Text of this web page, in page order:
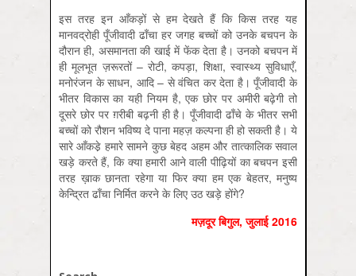
इस तरह इन आँकड़ों से हम देखते हैं कि किस तरह यह
मानवद्रोही पूँजीवादी ढाँचा हर जगह बच्चों को उनके बचपन के
दौरान ही, असमानता की खाई में फेंक देता है। उनको बचपन में
ही मूलभूत ज़रूरतों – रोटी, कपड़ा, शिक्षा, स्वास्थ्य सुविधाएँ,
मनोरंजन के साधन, आदि – से वंचित कर देता है। पूँजीवादी के
भीतर विकास का यही नियम है, एक छोर पर अमीरी बढ़ेगी तो
दूसरे छोर पर ग़रीबी बढ़नी ही है। पूँजीवादी ढाँचे के भीतर सभी
बच्चों को रौशन भविष्य दे पाना महज़ कल्पना ही हो सकती है। ये
सारे आँकडे़ हमारे सामने कुछ बेहद अहम और तात्कालिक सवाल
खड़े करते हैं, कि क्या हमारी आने वाली पीढ़ि‍यों का बचपन इसी
तरह ख़ाक छानता रहेगा या फिर क्या हम एक बेहतर, मनुष्य
केन्द्रित ढाँचा निर्मित करने के लिए उठ खड़े होंगे?
मज़दूर बिगुल, जुलाई 2016